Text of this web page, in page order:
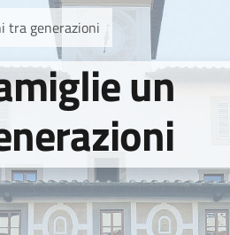
tra generazioni
un